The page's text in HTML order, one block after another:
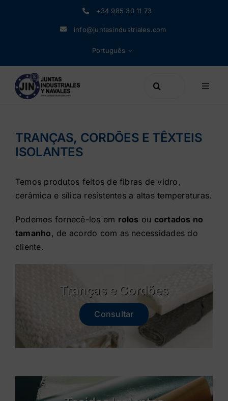
+34 985 30 11 73
info@juntasindustriales.com
Português
Toggle
Materiais da Junta
O negócio
Contato
TRANÇAS, CORDÕES E TÊXTEIS
ISOLANTES
Temos produtos feitos de fibras de vidro,
cerâmica e sílica resistentes a altas temperaturas.
Podemos fornecê-los em rolos ou cortados no
tamanho , de acordo com as necessidades do
cliente.
Tranças e Cordões
Consultar